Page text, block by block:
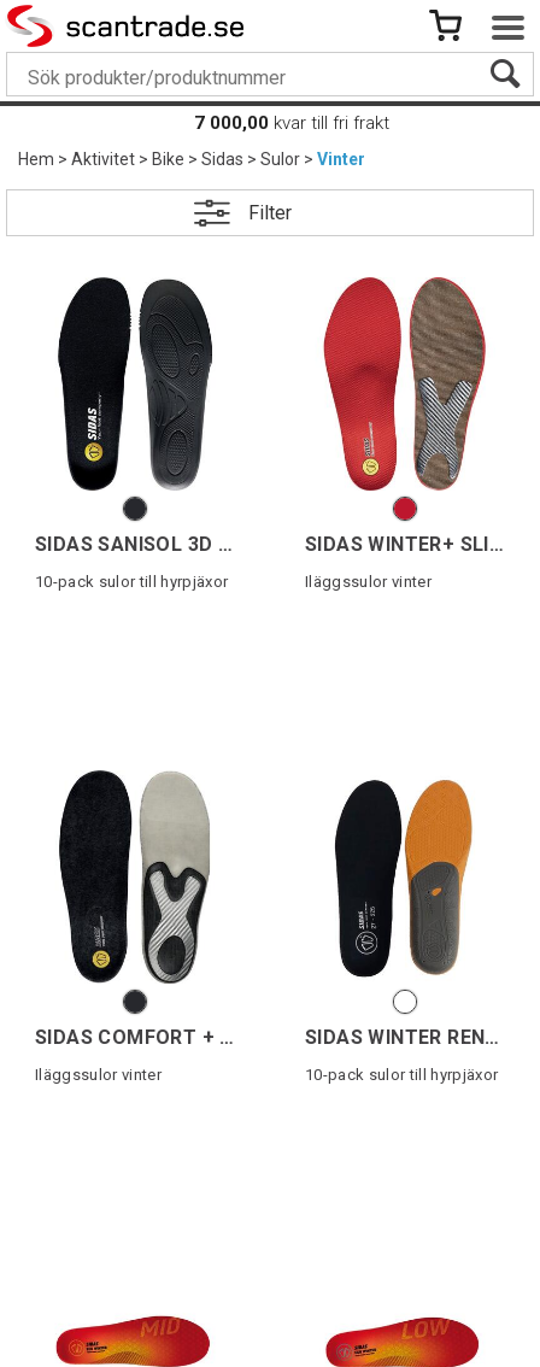
7 000,00 kvar till fri frakt
Hem>Aktivitet>Bike>Sidas>Sulor>Vinter
Filter
SIDAS SANISOL 3D (10p)
10-pack sulor till hyrpjäxor
SIDAS WINTER+ SLIM
Iläggssulor vinter
SIDAS COMFORT + MERINO
Iläggssulor vinter
SIDAS WINTER RENTAL (10p)
10-pack sulor till hyrpjäxor